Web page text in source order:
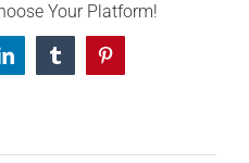
Your Platform!
LinkedInTumblrPinterest